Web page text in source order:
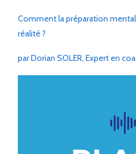
Comment la préparation
réalité ?
par Dorian SOLER, Expert en